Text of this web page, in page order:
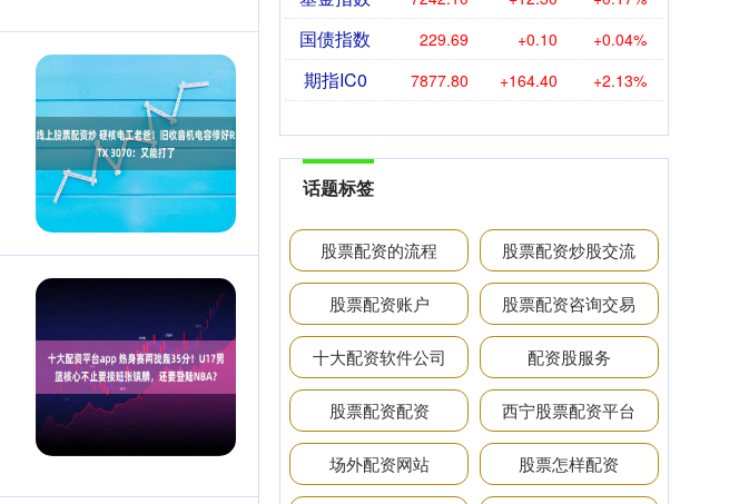
国债指数 229.69 +0.10 +0.04%
期指IC0 7877.80 +164.40 +2.13%
话题标签
股票配资的流程 股票配资炒股交流
股票配资账户 股票配资咨询交易
十大配资软件公司 配资股服务
股票配资配资 西宁股票配资平台
场外配资网站 股票怎样配资